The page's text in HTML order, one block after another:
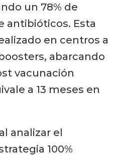
un 78% de
antibióticos. Esta
en centros a
abarcando
vacunación
a 13 meses en
analizar el
100%